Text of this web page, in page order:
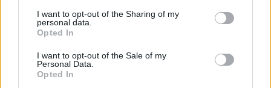
I want to opt-out of the Sharing of my
personal data.
Opted In
I want to opt-out of the Sale of my
Personal Data.
Opted In